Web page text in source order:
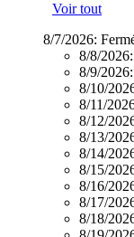
Voir tout
8/7/2026:
8/8/2026:
8/9/2026:
8/10/
8/11/
8/12/
8/13/
8/14/
8/15/
8/16/
8/17/
8/18/